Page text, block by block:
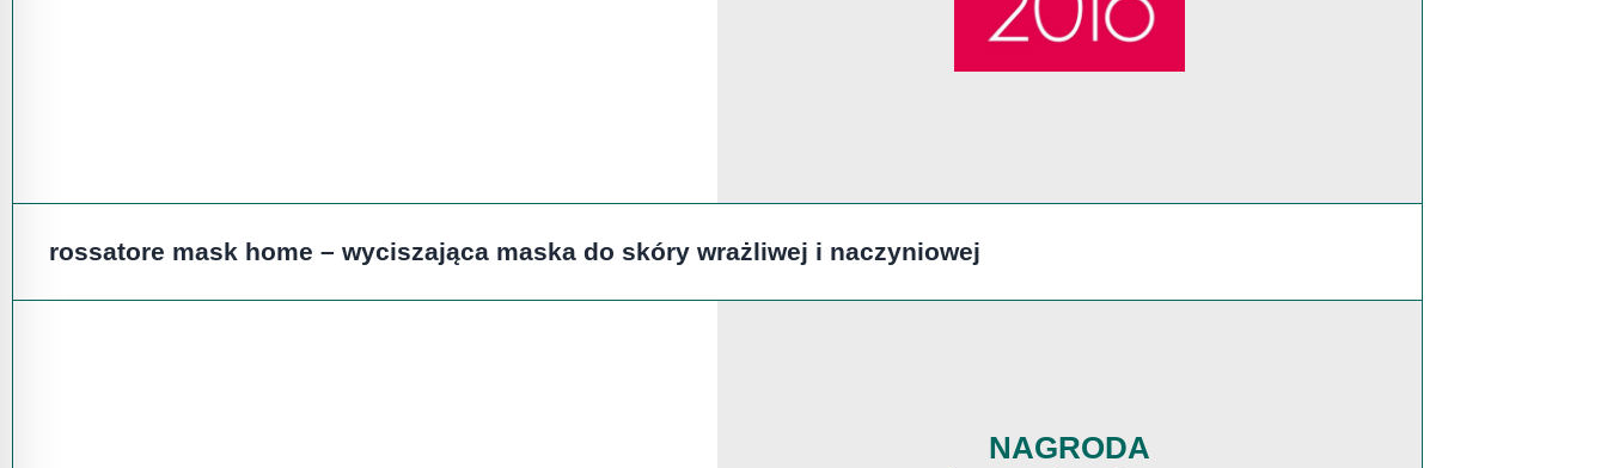
rossatore mask home – wyciszająca maska do skóry wrażliwej i naczyniowej
NAGRODA